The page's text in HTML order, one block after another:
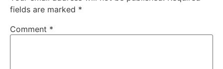
fields are marked *
Comment *